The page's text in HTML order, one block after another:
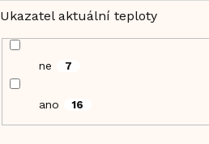
Ukazatel aktuální teploty
ne 7
ano 16